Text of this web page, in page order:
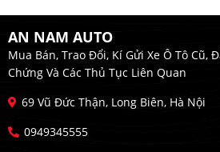
AN NAM AUTO
Mua Bán, Trao Đổi, Kí Gửi Xe Ô Tô Cũ,
Chứng Và Các Thủ Tục Liên Quan
69 Vũ Đức Thận, Long Biên, Hà Nội
0949345555